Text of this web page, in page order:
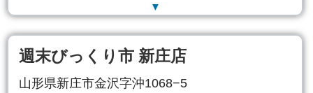
▼
週末びっくり市 新庄店
山形県新庄市金沢字沖1068−5